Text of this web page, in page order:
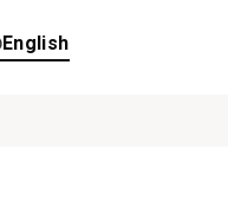
English